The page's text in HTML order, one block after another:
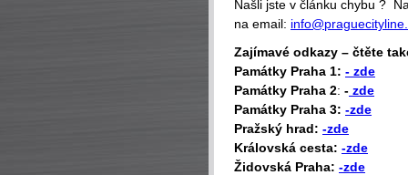
Našli jste v článku chybu ?
na email:
Zajímavé odkazy – čtěte
Památky Praha 1: - zde
Památky Praha 2: - zde
Památky Praha 3: -zde
Pražský hrad: -zde
Královská cesta: -zde
Židovská Praha: -zde